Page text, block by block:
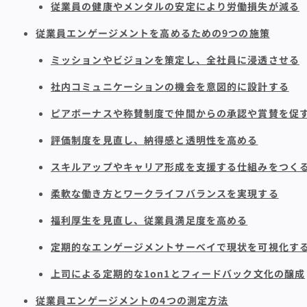
従業員の健康やメンタルの安定により労働損失が減る
従業員エンゲージメントを高めるための9つの施策
ミッションやビジョンを策定し、全社員に浸透させる
社内コミュニケーションの機会を意図的に設計する
ピアボーナスや称賛制度で仲間からの承認や賞賛を促
評価制度を見直し、納得感と透明性を高める
スキルアップやキャリア形成を支援する仕組みをつく
柔軟な働き方とワークライフバランスを実現する
福利厚生を見直し、従業員満足度を高める
定期的なエンゲージメントサーベイで現状を可視化す
上司による定期的な1on1とフィードバック文化の醸成
従業員エンゲージメントの4つの測定方法